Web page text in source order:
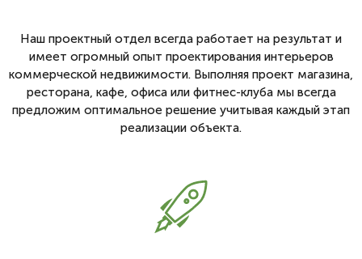
Наш проектный отдел всегда работает на результат и
имеет огромный опыт проектирования интерьеров
коммерческой недвижимости. Выполняя проект магазина,
ресторана, кафе, офиса или фитнес-клуба мы всегда
предложим оптимальное решение учитывая каждый этап
реализации объекта.